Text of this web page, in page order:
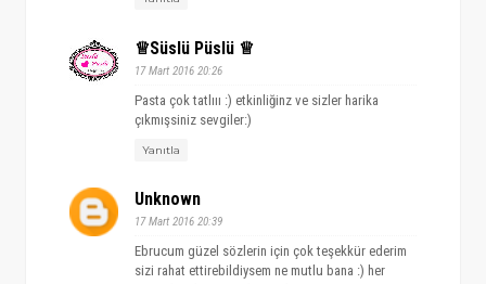
♕Süslü Püslü ♕
17 Mart 2016 20:26
Pasta çok tatlııı :) etkinliğinz ve sizler harika
çıkmışsiniz sevgiler:)
Yanıtla
Unknown
17 Mart 2016 20:39
Ebrucum güzel sözlerin için çok teşekkür ederim
sizi rahat ettirebildiysem ne mutlu bana :) her